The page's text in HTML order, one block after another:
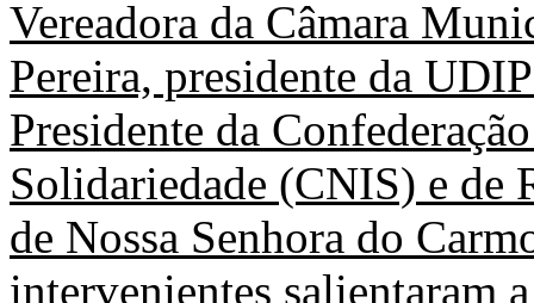
Vereadora da Câmara
Pereira, presidente da
Presidente da
Solidariedade (CNIS) e de
de Nossa Senhora do
intervenientes salientaram